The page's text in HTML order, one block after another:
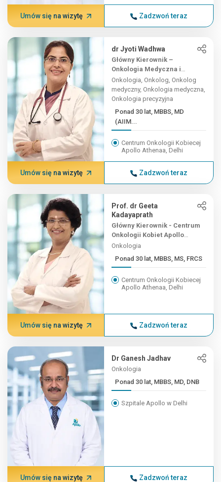
Umów się na wizytę Zadzwoń teraz
dr Jyoti Wadhwa
Główny Kierownik –
Onkologia Medyczna i
Precyzyjna
Onkologia, Onkolog, Onkolog
medyczny, Onkologia medyczna,
Onkologia precyzyjna
Ponad 30 lat, MBBS, MD
(AIIM...
Centrum Onkologii Kobiecej
Apollo Athenaa, Delhi
Umów się na wizytę Zadzwoń teraz
Prof. dr Geeta
Kadayaprath
Główny Kierownik - Centrum
Onkologii Kobiet Apollo
Athenaa
Onkologia
Ponad 30 lat, MBBS, MS, FRCS
Centrum Onkologii Kobiecej
Apollo Athenaa, Delhi
Umów się na wizytę Zadzwoń teraz
Dr Ganesh Jadhav
Onkologia
Ponad 30 lat, MBBS, MD, DNB
Szpitale Apollo w Delhi
Umów się na wizytę Zadzwoń teraz